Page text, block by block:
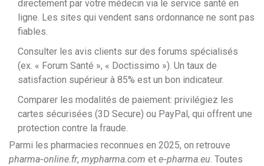
directement par votre médecin via le service santé en
ligne. Les sites qui vendent sans ordonnance ne sont pas
fiables.
Consulter les avis clients sur des forums spécialisés
(ex. « Forum Santé », « Doctissimo »). Un taux de
satisfaction supérieur à 85% est un bon indicateur.
Comparer les modalités de paiement: privilégiez les
cartes sécurisées (3D Secure) ou PayPal, qui offrent une
protection contre la fraude.
Parmi les pharmacies reconnues en 2025, on retrouve
pharma‑online.fr, mypharma.com et e‑pharma.eu. Toutes